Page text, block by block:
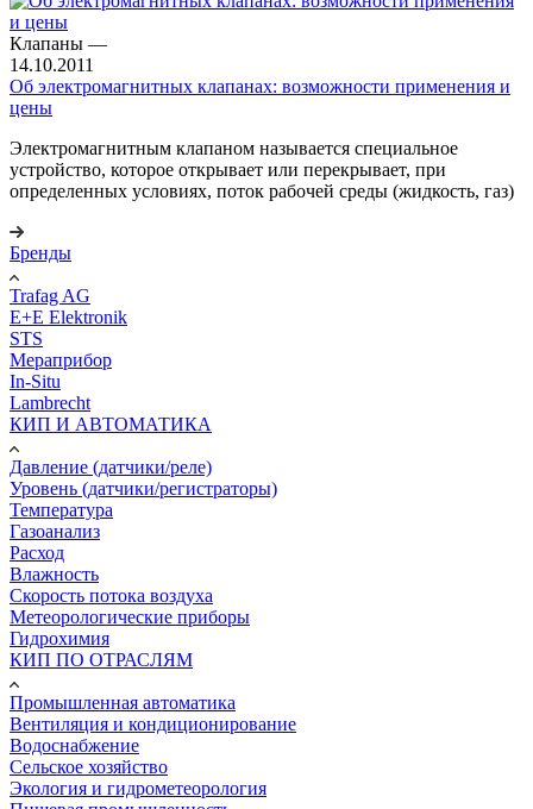
Клапаны —
14.10.2011
Об электромагнитных клапанах: возможности применения и
цены
Электромагнитным клапаном называется специальное
устройство, которое открывает или перекрывает, при
определенных условиях, поток рабочей среды (жидкость, газ)
Бренды
Trafag AG
E+E Elektronik
STS
Мераприбор
In-Situ
Lambrecht
КИП И АВТОМАТИКА
Давление (датчики/реле)
Уровень (датчики/регистраторы)
Температура
Газоанализ
Расход
Влажность
Скорость потока воздуха
Метеорологические приборы
Гидрохимия
КИП ПО ОТРАСЛЯМ
Промышленная автоматика
Вентиляция и кондиционирование
Водоснабжение
Сельское хозяйство
Экология и гидрометеорология